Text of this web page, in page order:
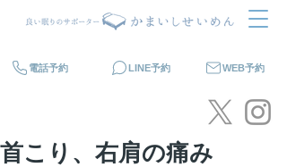
LINE予約 WEB予約
電話予約
首こり、右肩の痛み